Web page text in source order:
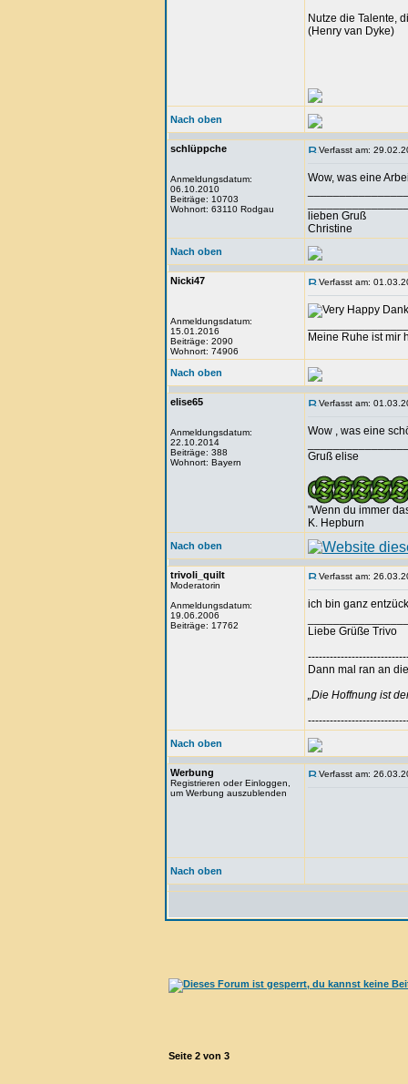
Nutze die Talente,
(Henry van Dyke)
Nach oben
schlüppche
Anmeldungsdatum:
06.10.2010
Beiträge: 10703
Wohnort: 63110 Rodgau
Verfasst am:
Wow, was eine
lieben Gruß
Christine
Nach oben
Nicki47
Anmeldungsdatum:
15.01.2016
Beiträge: 2090
Wohnort: 74906
Verfasst am:
Meine Ruhe ist mir
Nach oben
elise65
Anmeldungsdatum:
22.10.2014
Beiträge: 388
Wohnort: Bayern
Verfasst am:
Wow , was eine
Gruß elise
"Wenn du immer
K. Hepburn
Nach oben
trivoli_quilt
Moderatorin
Anmeldungsdatum:
19.06.2006
Beiträge: 17762
Verfasst am:
ich bin ganz
Liebe Grüße Trivo
Dann mal ran an
„Die Hoffnung ist
Nach oben
Werbung
Registrieren oder Einloggen,
um Werbung auszublenden
Verfasst am:
Nach oben
Seite 2 von 3